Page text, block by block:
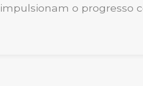
impulsionam o progresso